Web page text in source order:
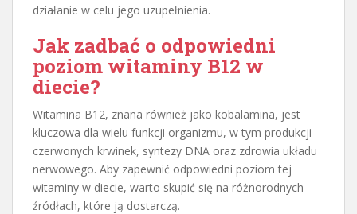
działanie w celu jego uzupełnienia.
Jak zadbać o odpowiedni
poziom witaminy B12 w
diecie?
Witamina B12, znana również jako kobalamina, jest
kluczowa dla wielu funkcji organizmu, w tym produkcji
czerwonych krwinek, syntezy DNA oraz zdrowia układu
nerwowego. Aby zapewnić odpowiedni poziom tej
witaminy w diecie, warto skupić się na różnorodnych
źródłach, które ją dostarczą.